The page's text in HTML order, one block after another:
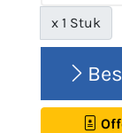
x 1 Stuk